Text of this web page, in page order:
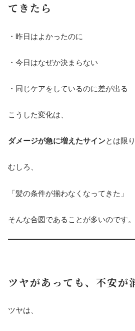
てきたら
・昨日はよかったのに
・今日はなぜか決まらない
・同じケアをしているのに差が出る
こうした変化は、
ダメージが急に増えたサインとは限
むしろ、
「髪の条件が揃わなくなってきた」
そんな合図であることが多いのです。
ツヤがあっても、不安が
ツヤは、